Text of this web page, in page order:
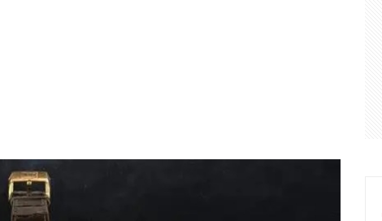
condena Buzzi à perda do cargo por assédio